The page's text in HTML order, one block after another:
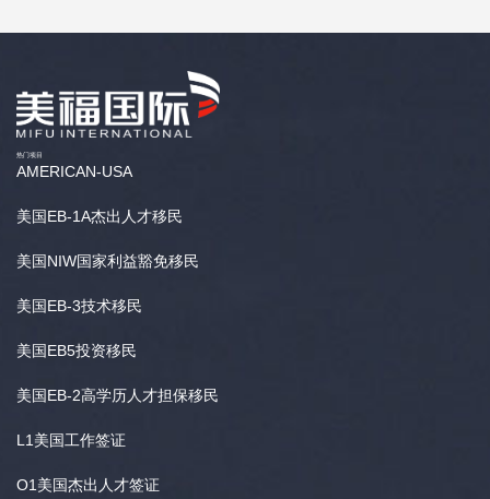
热门项目
AMERICAN-USA
美国EB-1A杰出人才移民
美国NIW国家利益豁免移民
美国EB-3技术移民
美国EB5投资移民
美国EB-2高学历人才担保移民
L1美国工作签证
O1美国杰出人才签证